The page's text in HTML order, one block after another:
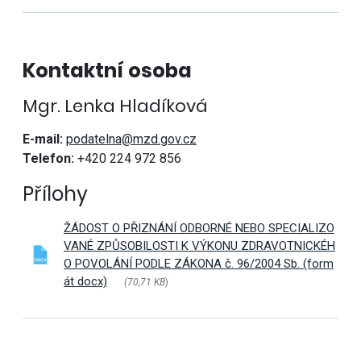
Kontaktní osoba
Mgr. Lenka Hladíková
E-mail: podatelna@mzd.gov.cz
Telefon:+420 224 972 856
Přílohy
ŽÁDOST O PŘIZNÁNÍ ODBORNÉ NEBO SPECIALIZO
VANÉ ZPŮSOBILOSTI K VÝKONU ZDRAVOTNICKÉH
O POVOLÁNÍ PODLE ZÁKONA č. 96/2004 Sb. (form
át docx)
(70,71 KB)